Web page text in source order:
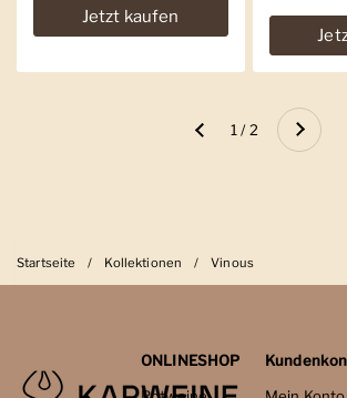
Jetzt kaufen
Zurück 1 / 2 Weiter
Startseite / Kollektionen / Vinous
ONLINESHOP